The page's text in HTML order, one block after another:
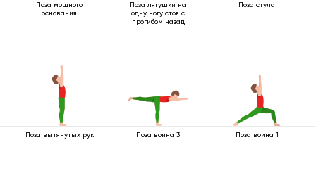
Поза мощного
основания
Поза лягушки на
одну ногу стоя с
прогибом назад
Поза стула
Поза вытянутых рук Поза воина 3 Поза воина 1